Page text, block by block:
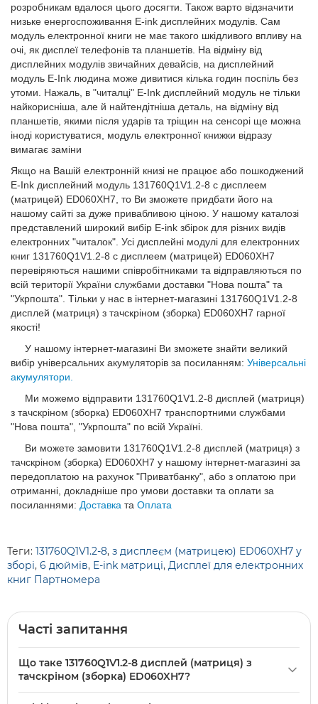
розробникам вдалося цього досягти. Також варто відзначити
низьке енергоспоживання E-ink дисплейних модулів. Сам
модуль електронної книги не має такого шкідливого впливу на
очі, як дисплеї телефонів та планшетів. На відміну від
дисплейних модулів звичайних девайсів, на дисплейний
модуль E-Ink людина може дивитися кілька годин поспіль без
утоми. Нажаль, в "читалці" E-Ink дисплейний модуль не тільки
найкорисніша, але й найтендітніша деталь, на відміну від
планшетів, якими після ударів та тріщин на сенсорі ще можна
іноді користуватися, модуль електронної книжки відразу
вимагає заміни
Якщо на Вашій електронній книзі не працює або пошкоджений
E-Ink дисплейний модуль 131760Q1V1.2-8 с дисплеем
(матрицей) ED060XH7, то Ви зможете придбати його на
нашому сайті за дуже привабливою ціною. У нашому каталозі
представлений широкий вибір E-ink збірок для різних видів
електронних "читалок". Усі дисплейні модулі для електронних
книг 131760Q1V1.2-8 с дисплеем (матрицей) ED060XH7
перевіряються нашими співробітниками та відправляються по
всій території України службами доставки "Нова пошта" та
"Укрпошта". Тільки у нас в інтернет-магазині 131760Q1V1.2-8
дисплей (матриця) з тачскріном (зборка) ED060XH7 гарної
якості!
У нашому інтернет-магазині Ви зможете знайти великий
вибір універсальних акумуляторів за посиланням: Універсальні
акумулятори.
Ми можемо відправити 131760Q1V1.2-8 дисплей (матриця)
з тачскріном (зборка) ED060XH7 транспортними службами
"Нова пошта", "Укрпошта" по всій Україні.
Ви можете замовити 131760Q1V1.2-8 дисплей (матриця) з
тачскріном (зборка) ED060XH7 у нашому інтернет-магазині за
передоплатою на рахунок "Приватбанку", або з оплатою при
отриманні, докладніше про умови доставки та оплати за
посиланнями: Доставка та Оплата
Теги: 131760Q1V1.2-8, з дисплеєм (матрицею) ED060XH7 у
зборі, 6 дюймів, E-ink матриці, Дисплеї для електронних
книг Партномера
Часті запитання
Що таке 131760Q1V1.2-8 дисплей (матриця) з
тачскріном (зборка) ED060XH7?